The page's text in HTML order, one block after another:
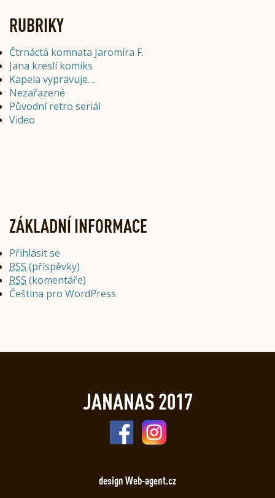
RUBRIKY
Čtrnáctá komnata Jaromíra F.
Jana kreslí komiks
Kapela vypravuje…
Nezařazené
Původní retro seriál
Video
ZÁKLADNÍ INFORMACE
Přihlásit se
RSS (příspěvky)
RSS (komentáře)
Čeština pro WordPress
JANANAS 2017
design Web-agent.cz